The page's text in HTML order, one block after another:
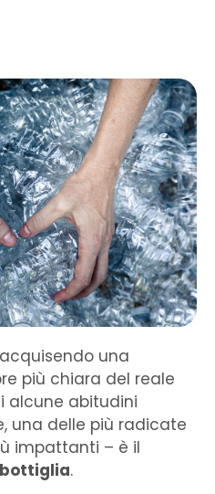
una
più chiara del reale
alcune abitudini
una delle più radicate
impattanti – è il
.